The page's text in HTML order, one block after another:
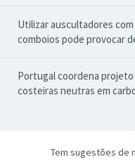
Utilizar auscultadores
comboios pode provocar
Portugal coordena projeto
costeiras neutras em
Tem sugestões de